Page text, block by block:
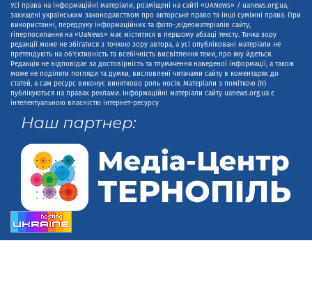
Усі права на інформаційні матеріали, розміщені на сайті «UANews» / uanews.org.ua,
захищені українським законодавством про авторське право та інші суміжні права. При
використанні, передруку інформаційних та фото-,відеоматеріалів сайту,
гіперпосилання на «UaNews» має міститися в першому абзаці тексту. Точка зору
редакції може не збігатися з точкою зору автора, а усі опубліковані матеріали не
претендують на об'єктивність та всебічність висвітлення теми, про яку йдеться.
Редакція не відповідає за достовірність та тлумачення наведеної інформації, а також
може не поділяти погляди та думки, висловлені читачами сайту в коментарях до
статей, а сам ресурс виконує винятково роль носія. Матеріали з поміткою (R)
публікуються на правах реклами. Інформаційні матеріали сайту uanews.org.ua є
інтелектуальною власністю інтернет-ресурсу